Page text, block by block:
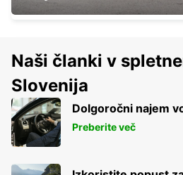
BERGKAMEN
BERGKAMEN - GERMANY
Naši članki v
Slovenija
Dolgoročni najem
Preberite več